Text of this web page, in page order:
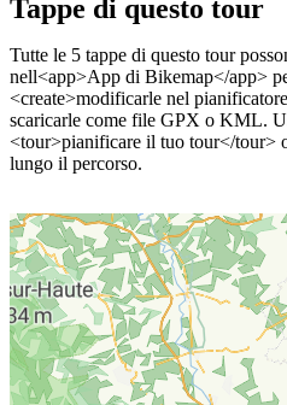
Tappe di questo tour
Tutte le 5 tappe di questo tour
nell<app>App di Bikemap</app>
<create>modificarle nel
scaricarle come file GPX o KML.
<tour>pianificare il tuo tour</tour>
lungo il percorso.